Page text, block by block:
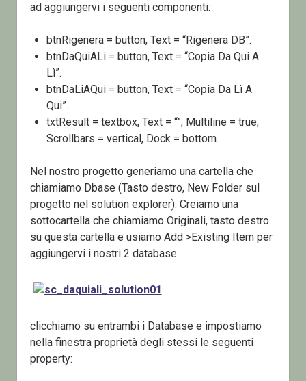
ad aggiungervi i seguenti componenti:
btnRigenera = button, Text = “Rigenera DB”.
btnDaQuiALi = button, Text = “Copia Da Qui A
Lì”.
btnDaLiAQui = button, Text = “Copia Da Lì A
Qui”.
txtResult = textbox, Text = “”, Multiline = true,
Scrollbars = vertical, Dock = bottom.
Nel nostro progetto generiamo una cartella che
chiamiamo Dbase (Tasto destro, New Folder sul
progetto nel solution explorer). Creiamo una
sottocartella che chiamiamo Originali, tasto destro
su questa cartella e usiamo Add >Existing Item per
aggiungervi i nostri 2 database.
clicchiamo su entrambi i Database e impostiamo
nella finestra proprietà degli stessi le seguenti
property: